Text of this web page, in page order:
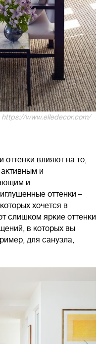
www.elledecor.com/
влияют на то,
и
и
оттенки –
хочется в
слишком яркие оттенки
в которых вы
для санузла,